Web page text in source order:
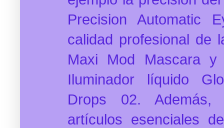
Precision Automatic
calidad profesional de
Maxi Mod Mascara
Iluminador líquido
Drops 02. Además,
artículos esenciales